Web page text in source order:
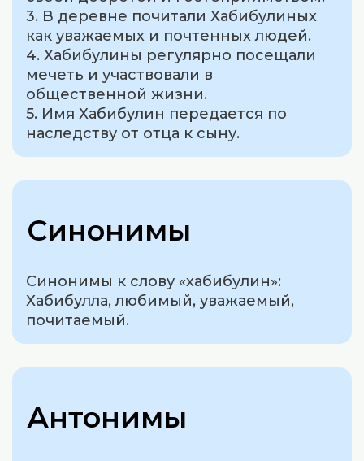
3. В деревне почитали Хабибулиных
как уважаемых и почтенных людей.
4. Хабибулины регулярно посещали
мечеть и участвовали в
общественной жизни.
5. Имя Хабибулин передается по
наследству от отца к сыну.
Синонимы
Синонимы к слову «хабибулин»:
Хабибулла, любимый, уважаемый,
почитаемый.
Антонимы